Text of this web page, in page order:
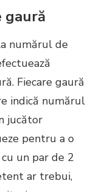
numărul de
Fiecare gaură
indică numărul
jucător
pentru a o
un par de 2
ar trebui,